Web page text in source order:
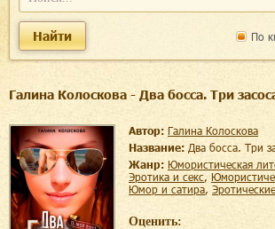
По
Найти
Галина Колоскова - Два босса. Три
Автор: Галина Колоскова
Название: Два босса. Три
Жанр:
юмористическая
эротика и секс,
юмор и сатира,
Оценить: